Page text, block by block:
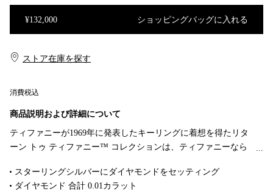
¥132,000 ショッピングバッグに入れる
消費税込
ストア在庫を探す​​
商品説明および詳細について
ティファニーが1969年に発表したキーリングに着想を得たリタ
ーン トゥ ティファニー™ コレクションは、ティファニーなら
ート タグと精巧に作り上げられたフープを組み合わせた、艶や
かなスターリングシルバーのピアス。それぞれのハート タグに
スターリングシルバーにダイヤモンドをセッティング
ダイヤモンド 合計 0.01カラット